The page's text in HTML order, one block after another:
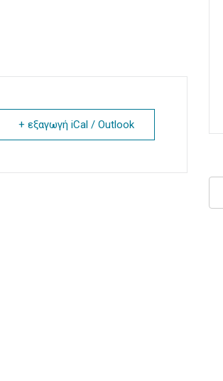
+ εξαγωγή iCal / Outlook